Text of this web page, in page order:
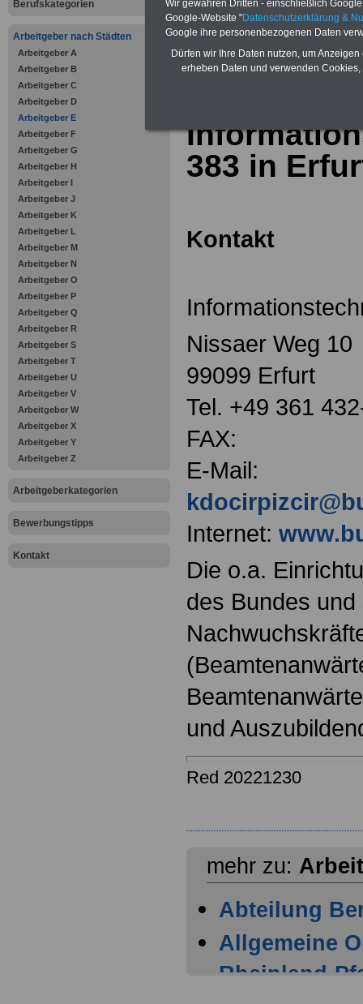
Berufskategorien
Arbeitgeber nach Städten
Arbeitgeber A
Arbeitgeber B
Arbeitgeber C
Arbeitgeber D
Arbeitgeber E
Arbeitgeber F
Arbeitgeber G
Arbeitgeber H
Arbeitgeber I
Arbeitgeber J
Arbeitgeber K
Arbeitgeber L
Arbeitgeber M
Arbeitgeber N
Arbeitgeber O
Arbeitgeber P
Arbeitgeber Q
Arbeitgeber R
Arbeitgeber S
Arbeitgeber T
Arbeitgeber U
Arbeitgeber V
Arbeitgeber W
Arbeitgeber X
Arbeitgeber Y
Arbeitgeber Z
Arbeitgeberkategorien
Bewerbungstipps
Kontakt
zurück zur
383 in
Kontakt
Nissaer Weg 10
99099 Erfurt
Tel. +49 361
FAX:
E-Mail:
Internet:
Die o.a.
des Bundes und
und
Red 20221230
mehr zu:
Abteilung
Allgemeine
Rheinland-
Wir gewähren Dritten - einschließlich
Google-Website "Datenschutzerklärung &
Google ihre personenbezogenen Daten
Dürfen wir Ihre Daten nutzen, um
erheben Daten und verwenden